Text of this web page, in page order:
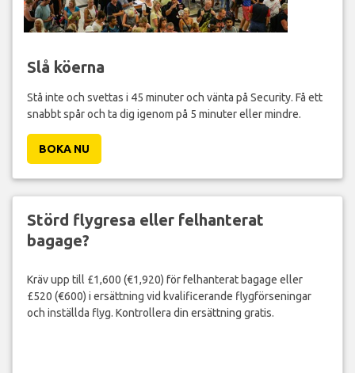
Slå köerna
Stå inte och svettas i 45 minuter och vänta på Security. Få ett
snabbt spår och ta dig igenom på 5 minuter eller mindre.
BOKA NU
Störd flygresa eller felhanterat
bagage?
Kräv upp till £1,600 (€1,920) för felhanterat bagage eller
£520 (€600) i ersättning vid kvalificerande flygförseningar
och inställda flyg. Kontrollera din ersättning gratis.